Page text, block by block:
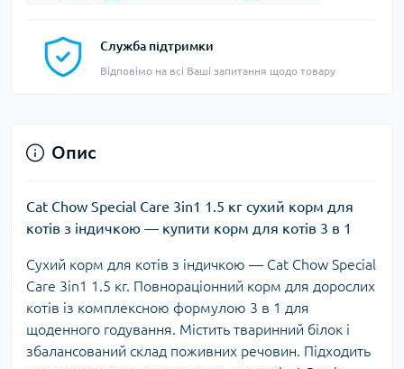
Служба підтримки
Відповімо на всі Ваші запитання щодо товару
Опис
Cat Chow Special Care 3in1 1.5 кг сухий корм для
котів з індичкою — купити корм для котів 3 в 1
Сухий корм для котів з індичкою — Cat Chow Special
Care 3in1 1.5 кг. Повнораціонний корм для дорослих
котів із комплексною формулою 3 в 1 для
щоденного годування. Містить тваринний білок і
збалансований склад поживних речовин. Підходить